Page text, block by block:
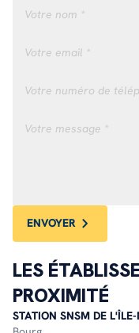
ENVOYER
LES
PROXIMITÉ
STATION SNSM DE